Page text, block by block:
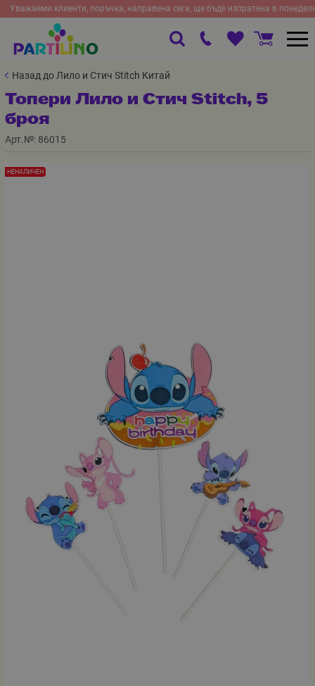
Уважаеми клиенти, поръчка, направена сега, ще бъде изпратена в
Назад до Лило и Стич Stitch Китай
Топери Лило и Стич Stitch, 5
броя
Арт.№: 86015
НЕНАЛИЧЕН